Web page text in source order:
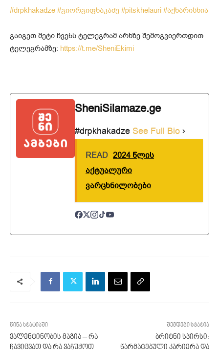
#drpkhakadze #გიორგიფხაკაძე #pitskhelauri #აქხარისხია
გაიგეთ მეტი ჩვენს ტელეგრამ არხზე შემოგვიერთდით
ტელეგრამზე: https://t.me/SheniEkimi
SheniSilamaze.ge
#drpkhakadze See Full Bio
READ 2024 წლის
აქტუალური
ვარცხნილობები
წინა სტატიაში
ვალენტინობის მაგია – რა
ჩავიცვათ და რა ვაჩუქოთ
შემდეგი სტატია
ბრიტნი სპირსი:
წარმატებული კარიერა და